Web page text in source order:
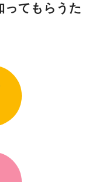
ってもらうた